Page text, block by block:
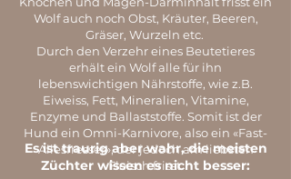
Es ist traurig aber wahr, die meisten
Züchter wissen es nicht besser:
Wolf auch noch Obst, Kräuter, Beeren,
Gräser, Wurzeln etc.
Durch den Verzehr eines Beutetieres
erhält ein Wolf alle für ihn
lebenswichtigen Nährstoffe, wie z.B.
Eiweiss, Fett, Mineralien, Vitamine,
Enzyme und Ballaststoffe. Somit ist der
Hund ein Omni-Karnivore, also ein «Fast-
Allesfresser», der jedoch am liebsten
Fleisch frisst.